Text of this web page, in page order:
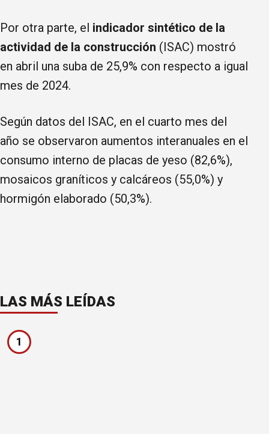
Por otra parte, el indicador sintético de la
actividad de la construcción (ISAC) mostró
en abril una suba de 25,9% con respecto a igual
mes de 2024.
Según datos del ISAC, en el cuarto mes del
año se observaron aumentos interanuales en el
consumo interno de placas de yeso (82,6%),
mosaicos graníticos y calcáreos (55,0%) y
hormigón elaborado (50,3%).
LAS MÁS LEÍDAS
1